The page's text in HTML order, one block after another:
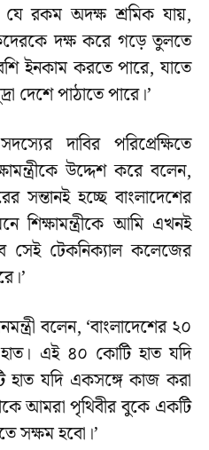
রকম অদক্ষ শ্রমিক যায়,
দক্ষ করে গড়ে তুলতে
ইনকাম করতে পারে, যাতে
দেশে পাঠাতে পারে।’
দাবির পরিপ্রেক্ষিতে
উদ্দেশ করে বলেন,
সন্তানই হচ্ছে বাংলাদেশের
শিক্ষামন্ত্রীকে আমি এখনই
সেই টেকনিক্যাল কলেজের
বলেন, ‘বাংলাদেশের ২০
এই ৪০ কোটি হাত যদি
যদি একসঙ্গে কাজ করা
আমরা পৃথিবীর বুকে একটি
সক্ষম হবো।’